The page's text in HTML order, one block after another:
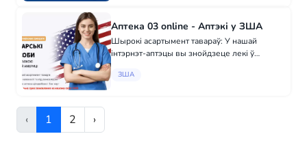
Аптека 03 online - Аптэкі у ЗША
Шырокі асартымент тавараў: У нашай
інтэрнэт-аптэцы вы знойдзеце лекі ў
Цаладобрая праца: Наша аптэка працуе 24/7
ЗША
‹ 1 2 ›